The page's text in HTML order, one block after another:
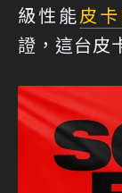
級性能皮卡
證，這台皮